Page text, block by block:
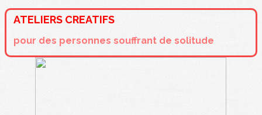
ATELIERS CREATIFS
pour des personnes souffrant de solitude